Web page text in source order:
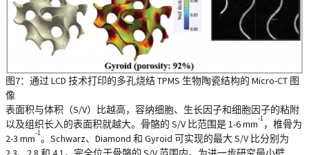
图7：通过 LCD 技术打印的多孔烧结 TPMS 生物陶瓷结构的 Micro-CT 图
像
表面积与体积（S/V）比越高，容纳细胞、生长因子和细胞因子的粘附
以及组织长入的表面积就越大。骨骼的 S/V 比范围是 1-6 mm
-1
，椎骨为
2-3 mm
-1
。Schwarz、Diamond 和 Gyroid 可实现的最大 S/V 比分别为